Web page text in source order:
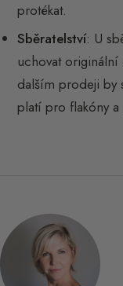
protékat.
Sběratelství: U
uchovat
dalším prodeji by
platí pro flakóny a